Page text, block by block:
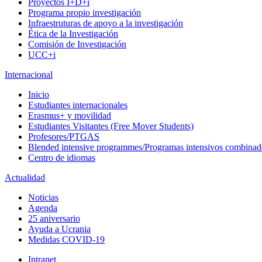
Proyectos I+D+i
Programa propio investigación
Infraestruturas de apoyo a la investigación
Ética de la Investigación
Comisión de Investigación
UCC+i
Internacional
Inicio
Estudiantes internacionales
Erasmus+ y movilidad
Estudiantes Visitantes (Free Mover Students)
Profesores/PTGAS
Blended intensive programmes/Programas intensivos
Centro de idiomas
Actualidad
Noticias
Agenda
25 aniversario
Ayuda a Ucrania
Medidas COVID-19
Intranet